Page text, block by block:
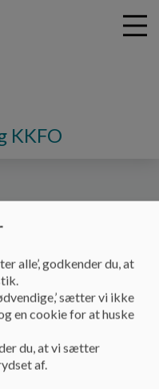
KKFO
obligatoriske
der går
en særlig tilrettelagt
er afstemt efter den
alle’, godkender du, at
sætter vi ikke
en cookie for at huske
du, at vi sætter
af.